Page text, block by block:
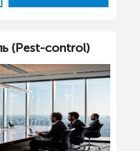
(Pest-control)